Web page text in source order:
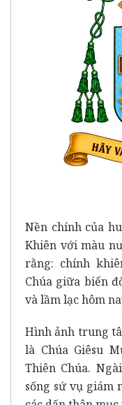
Nền chính của
Khiên với màu
rằng: chính
Chúa giữa biển
và lầm lạc hôm
Hình ảnh trung
là Chúa Giêsu
Thiên Chúa.
sống sứ vụ giám